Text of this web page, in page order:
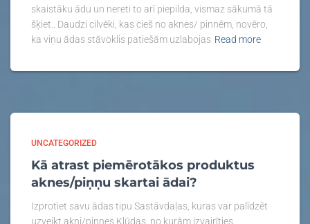
skaistāku ādu un nereti to arī piepilda, vismaz sākumā tā
šķiet.. Daudzi cilvēki, kas cieš no aknes/ pinnēm, novēro,
ka viņu ādas stāvoklis patiešām uzlabojas Read more
UNCATEGORIZED
Kā atrast piemērotākos produktus
aknes/piņņu skartai ādai?
Izprotiet savu ādas tipu Sastāvdaļas, kuras var palīdzēt
uzveikt akni/pinnes Kļūdas, no kurām izvairīties